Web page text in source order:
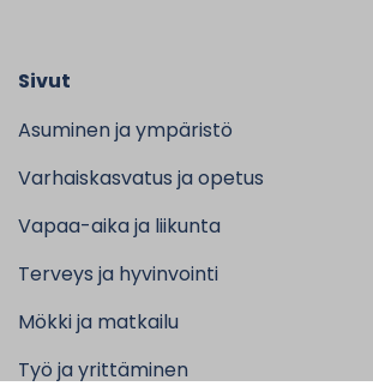
Sivut
Asuminen ja ympäristö
Varhaiskasvatus ja opetus
Vapaa-aika ja liikunta
Terveys ja hyvinvointi
Mökki ja matkailu
Työ ja yrittäminen